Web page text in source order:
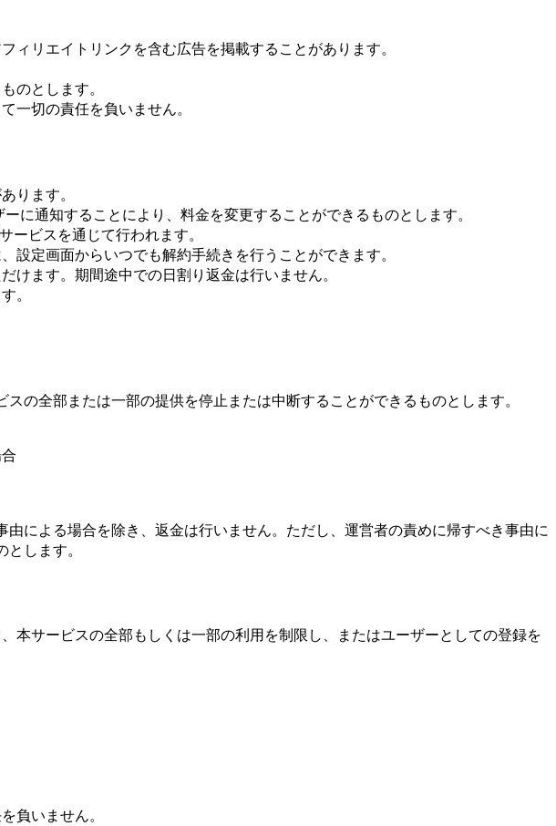
リエイトリンクを含む広告を掲載することがあります。
のとします。
一切の責任を負いません。
ります。
通知することにより、料金を変更することができるものとします。
ビスを通じて行われます。
定画面からいつでも解約手続きを行うことができます。
ます。期間途中での日割り返金は行いません。
。
の全部または一部の提供を停止または中断することができるものとします。
による場合を除き、返金は行いません。ただし、運営者の責めに帰すべき事由に
します。
本サービスの全部もしくは一部の利用を制限し、またはユーザーとしての登録を
負いません。